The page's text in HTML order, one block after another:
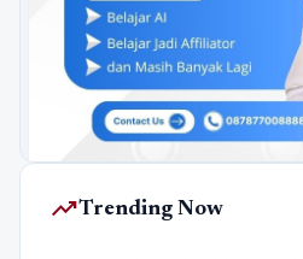
trending_upTrending Now